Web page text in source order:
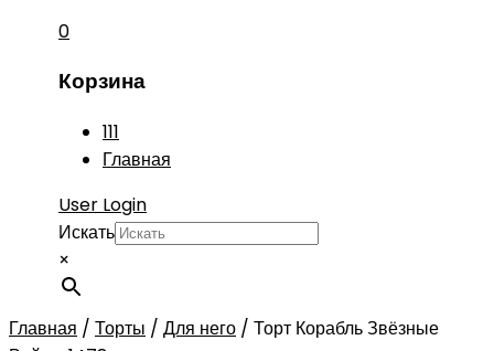
0
Корзина
111
Главная
User Login
Искать
×
Главная / Торты / Для него / Торт Корабль Звёзные